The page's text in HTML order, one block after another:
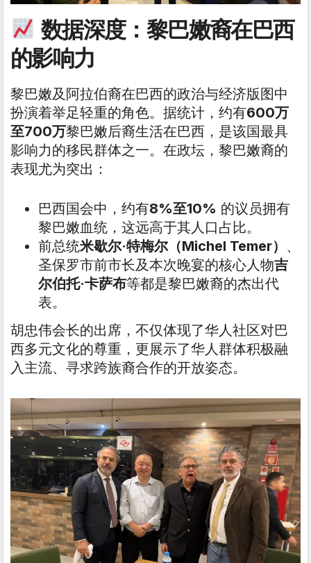
数据深度：黎巴嫩裔在巴西
的影响力
黎巴嫩及阿拉伯裔在巴西的政治与经济版图中
扮演着举足轻重的角色。据统计，约有600万
至700万黎巴嫩后裔生活在巴西，是该国最具
影响力的移民群体之一。在政坛，黎巴嫩裔的
表现尤为突出：
巴西国会中，约有8%至10% 的议员拥有
黎巴嫩血统，这远高于其人口占比。
前总统米歇尔·特梅尔（Michel Temer） 、
圣保罗市前市长及本次晚宴的核心人物吉
尔伯托·卡萨布等都是黎巴嫩裔的杰出代
表。
胡忠伟会长的出席，不仅体现了华人社区对巴
西多元文化的尊重，更展示了华人群体积极融
入主流、寻求跨族裔合作的开放姿态。